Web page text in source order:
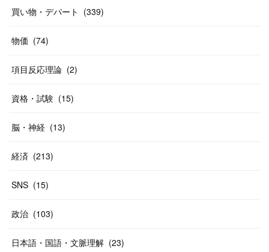
58)
10
買い物・デパート (339)
物価 (74)
項目反応理論 (2)
資格・試験 (15)
脳・神経 (13)
経済 (213)
SNS (15)
政治 (103)
日本語・国語・文脈理解 (23)